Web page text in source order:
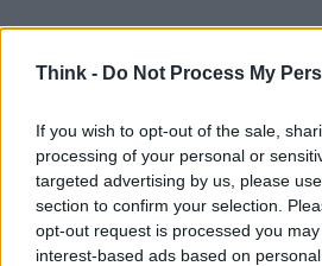
Think - Do Not Process My
If you wish to opt-out of the sale,
processing of your personal or
targeted advertising by us, please
section to confirm your selection.
opt-out request is processed you
interest-based ads based on
Alcuni indicatori utili da
sicurezza includono domini